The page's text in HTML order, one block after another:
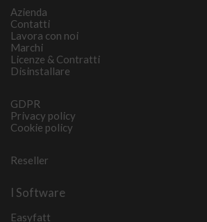
Azienda
Contatti
Lavora con noi
Marchi
Licenze & Contratti
Disinstallare
GDPR
Privacy policy
Cookie policy
Reseller
I Software
Easyfatt